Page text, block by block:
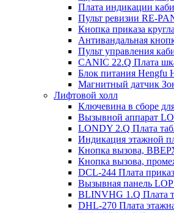
Плата индикации
Пульт ревизии RE-
Кнопка приказа
Антивандальная
Пульт управления
CANIC 22.Q Плата
Блок питания Hengfu
Магнитный датчик
Лифтовой холл
Ключевина в сборе
Вызывной аппарат
LONDY 2.Q Плата
Индикация этажной
Кнопка вызова,
Кнопка вызова,
DCL-244 Плата
Вызывная панель
BLINVHG 1.Q Плата
DHL-270 Плата